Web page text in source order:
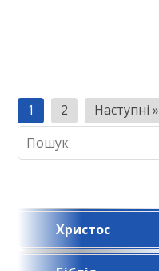
Н
а
в
г
а
1 2 Наступні »
Христос